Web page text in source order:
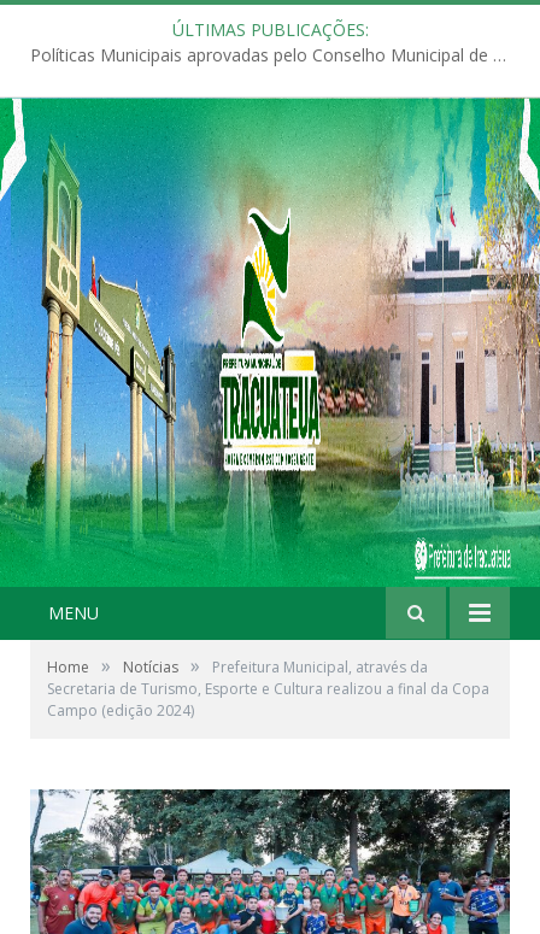
ÚLTIMAS PUBLICAÇÕES:
Políticas Municipais aprovadas pelo Conselho Municipal de Educação (CME)
MENU
Home » Notícias »
Prefeitura Municipal, através da
Secretaria de Turismo, Esporte e Cultura realizou a final da Copa
Campo (edição 2024)